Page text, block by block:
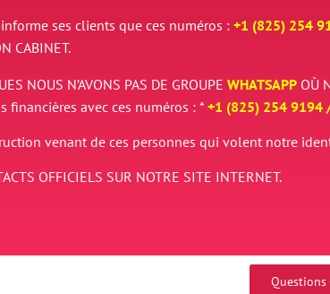
ses clients que ces numéros : +1 (825) 254
CABINET.
NOUS N’AVONS PAS DE GROUPE WHATSAPP OÙ
financières avec ces numéros : * +1 (825) 254 9194
venant de ces personnes qui volent notre
OFFICIELS SUR NOTRE SITE INTERNET.
Questions